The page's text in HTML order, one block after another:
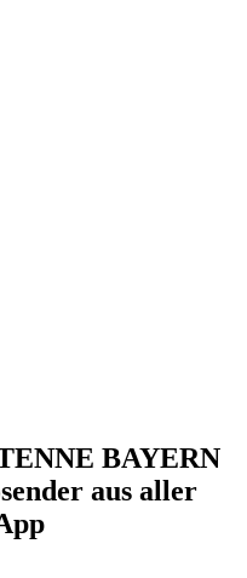
BAYERN
aus aller